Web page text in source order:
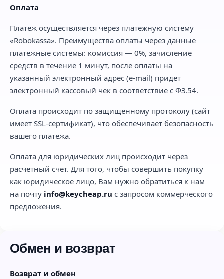
Оплата
Платеж осуществляется через платежную систему
«Robokassa». Преимущества оплаты через данные
платежные системы: комиссия — 0%, зачисление
средств в течение 1 минут, после оплаты на
указанный электронный адрес (e-mail) придет
электронный кассовый чек в соответствие с ФЗ.54.
Оплата происходит по защищенному протоколу (сайт
имеет SSL-сертификат), что обеспечивает безопасность
вашего платежа.
Оплата для юридических лиц происходит через
расчетный счет. Для того, чтобы совершить покупку
как юридическое лицо, Вам нужно обратиться к нам
на почту info@keycheap.ru с запросом коммерческого
предложения.
Обмен и возврат
Возврат и обмен